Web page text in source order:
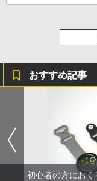
おすすめ記事
初心者の方にお